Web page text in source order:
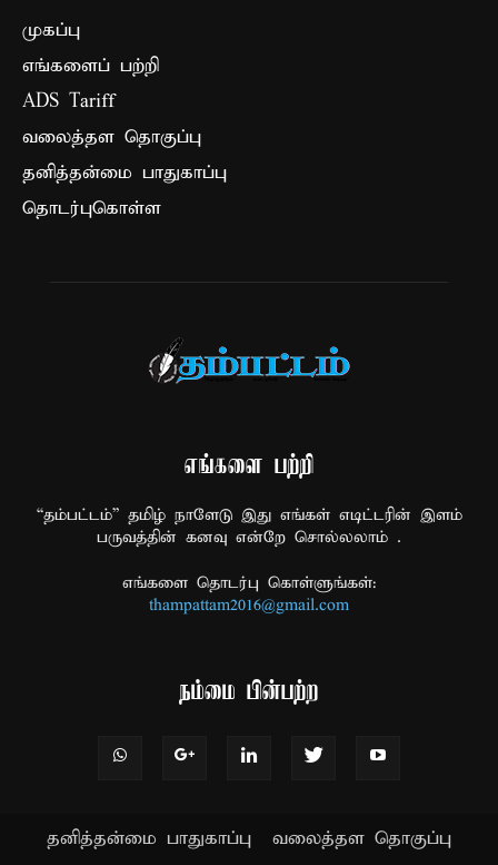
முகப்பு
எங்களைப் பற்றி
ADS Tariff
வலைத்தள தொகுப்பு
தனித்தன்மை பாதுகாப்பு
தொடர்புகொள்ள
எங்களை பற்றி
“தம்பட்டம்” தமிழ் நாளேடு இது எங்கள் எடிட்டரின் இளம்
பருவத்தின் கனவு என்றே சொல்லலாம் .
எங்களை தொடர்பு கொள்ளுங்கள்:
thampattam2016@gmail.com
நம்மை பின்பற்ற
தனித்தன்மை பாதுகாப்பு வலைத்தள தொகுப்பு